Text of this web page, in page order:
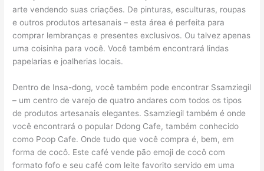
arte vendendo suas criações. De pinturas, esculturas, roupas
e outros produtos artesanais – esta área é perfeita para
comprar lembranças e presentes exclusivos. Ou talvez apenas
uma coisinha para você. Você também encontrará lindas
papelarias e joalherias locais.
Dentro de Insa-dong, você também pode encontrar Ssamziegil
– um centro de varejo de quatro andares com todos os tipos
de produtos artesanais elegantes. Ssamziegil também é onde
você encontrará o popular Ddong Cafe, também conhecido
como Poop Cafe. Onde tudo que você compra é, bem, em
forma de cocô. Este café vende pão emoji de cocô com
formato fofo e seu café com leite favorito servido em uma